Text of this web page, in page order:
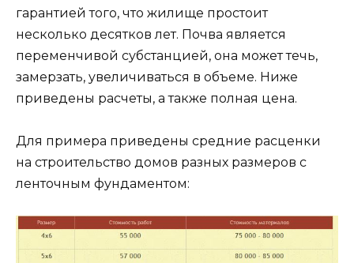
гарантией того, что жилище простоит
несколько десятков лет. Почва является
переменчивой субстанцией, она может течь,
замерзать, увеличиваться в объеме. Ниже
приведены расчеты, а также полная цена.
Для примера приведены средние расценки
на строительство домов разных размеров с
ленточным фундаментом: